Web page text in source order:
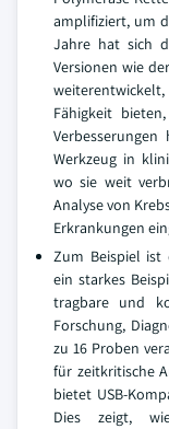
amplifiziert, um
Jahre hat sich
Versionen wie
Fähigkeit
Werkzeug in
wo sie weit
Analyse von
Erkrankungen
Zum Beispiel ist
ein starkes
tragbare und
Forschung,
zu 16 Proben
für zeitkritische
bietet USB-
Dies zeigt,